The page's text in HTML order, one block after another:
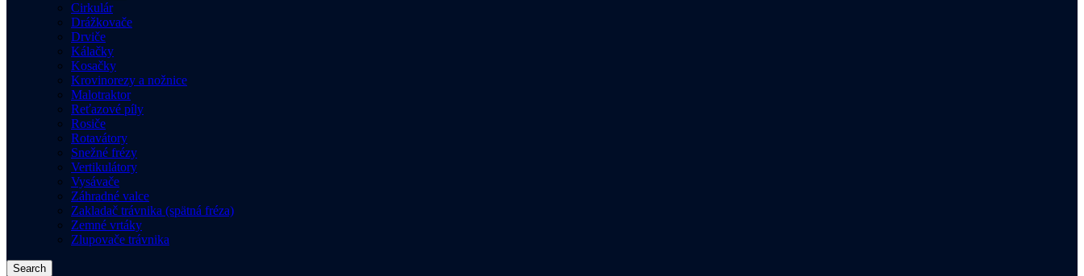
Cirkulár
Drážkovače
Drviče
Kálačky
Kosačky
Krovinorezy a nožnice
Malotraktor
Reťazové píly
Rosiče
Rotavátory
Snežné frézy
Vertikulátory
Vysávače
Záhradné valce
Zakladač trávnika (spätná fréza)
Zemné vrtáky
Zlupovače trávnika
Search